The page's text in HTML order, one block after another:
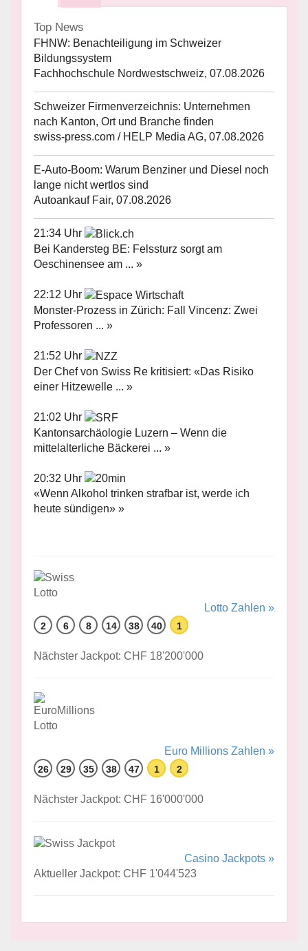
Top News
FHNW: Benachteiligung im Schweizer
Bildungssystem
Fachhochschule Nordwestschweiz, 07.08.2026
Schweizer Firmenverzeichnis: Unternehmen
nach Kanton, Ort und Branche finden
swiss-press.com / HELP Media AG, 07.08.2026
E-Auto-Boom: Warum Benziner und Diesel noch
lange nicht wertlos sind
Autoankauf Fair, 07.08.2026
21:34 Uhr
Bei Kandersteg BE: Felssturz sorgt am
Oeschinensee am ... »
22:12 Uhr
Monster-Prozess in Zürich: Fall Vincenz: Zwei
Professoren ... »
21:52 Uhr
Der Chef von Swiss Re kritisiert: «Das Risiko
einer Hitzewelle ... »
21:02 Uhr
Kantonsarchäologie Luzern – Wenn die
mittelalterliche Bäckerei ... »
20:32 Uhr
«Wenn Alkohol trinken strafbar ist, werde ich
heute sündigen» »
Lotto Zahlen »
2 6 8 14 38 40 1
Nächster Jackpot: CHF 18'200'000
Euro Millions Zahlen »
26 29 35 38 47 1 2
Nächster Jackpot: CHF 16'000'000
Casino Jackpots »
Aktueller Jackpot: CHF 1'044'523